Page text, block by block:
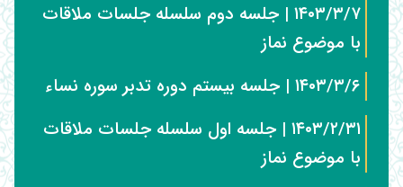
۱۴۰۳/۳/۷ | جلسه دوم سلسله جلسات ملاقات
با موضوع نماز
۱۴۰۳/۳/۶ | جلسه بیستم دوره تدبر سوره نساء
۱۴۰۳/۲/۳۱ | جلسه اول سلسله جلسات ملاقات
با موضوع نماز